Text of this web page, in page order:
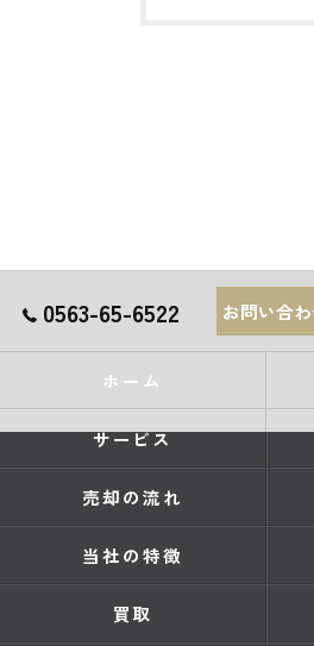
0563-65-6522 お問い合
ホーム
サービス
売却の流れ
当社の特徴
買取